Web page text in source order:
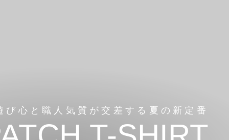
び心と職人気質が交差する夏の新定番